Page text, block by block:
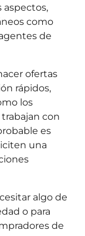
aspectos,
como
de
ofertas
rápidos,
los
con
es
una
algo de
o para
de